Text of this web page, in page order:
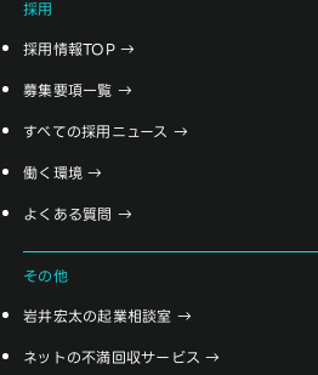
採用
採用情報TOP
募集要項一覧
すべての採用ニュース
働く環境
よくある質問
その他
岩井宏太の起業相談室
ネットの不満回収サービス